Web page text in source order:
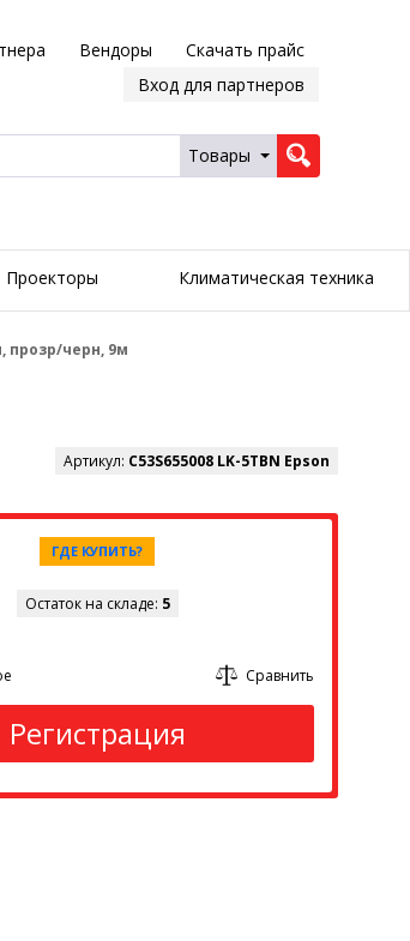
Вендоры
Скачать прайс
Вход для партнеров
Товары
Проекторы Климатическая техника
прозр/черн, 9м
Артикул: C53S655008 LK-5TBN Epson
ГДЕ КУПИТЬ?
Остаток на складе: 5
Сравнить
Регистрация